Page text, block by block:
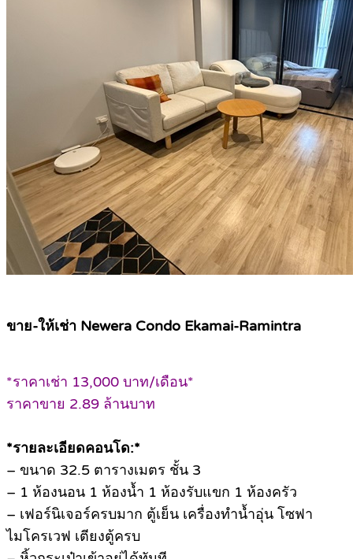
ขาย-ให้เช่า Newera Condo Ekamai-Ramintra
*ราคาเช่า 13,000 บาท/เดือน*
ราคาขาย 2.89 ล้านบาท
*รายละเอียดคอนโด:*
– ขนาด 32.5 ตารางเมตร ชั้น 3
– 1 ห้องนอน 1 ห้องน้ำ 1 ห้องรับแขก 1 ห้องครัว
– เฟอร์นิเจอร์ครบมาก ตู้เย็น เครื่องทำน้ำอุ่น โซฟา
ไมโครเวฟ เตียงตู้ครบ